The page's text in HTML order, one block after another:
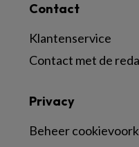
Contact
Klantenservice
Contact met de
Privacy
Beheer